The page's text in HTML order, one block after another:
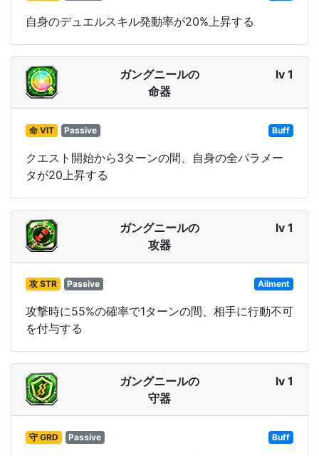
自身のデュエルスキル発動率が20%上昇する
ガングニールの
命器
lv 1
命 VIT Passive Buff
クエスト開始から3ターンの間、自身の全パラメー
タが20上昇する
ガングニールの
攻器
lv 1
攻 STR Passive Ailment
攻撃時に55%の確率で1ターンの間、相手に行動不可
を付与する
ガングニールの
守器
lv 1
守 GRD Passive Buff